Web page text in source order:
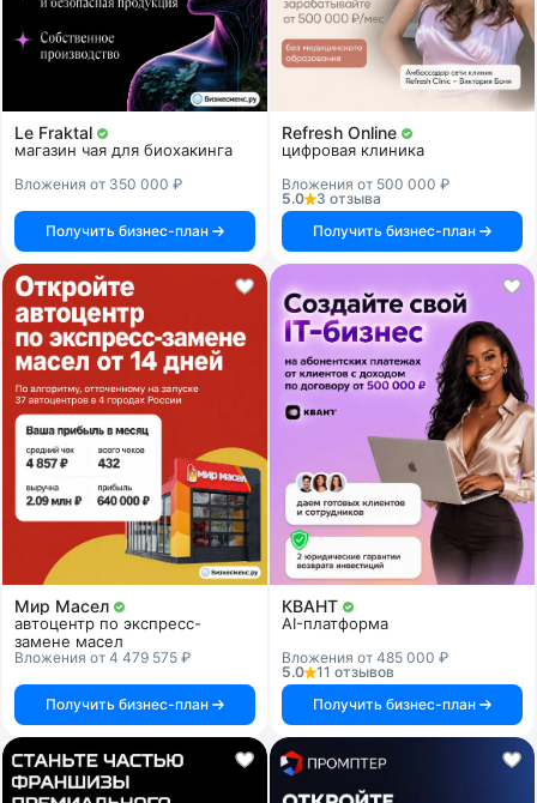
Le Fraktal
магазин чая для биохакинга
Вложения от 350 000 ₽
Получить бизнес-план
Refresh Online
цифровая клиника
Вложения от 500 000 ₽
5.0
3 отзыва
Получить бизнес-план
Мир Масел
автоцентр по экспресс-
замене масел
Вложения от 4 479 575 ₽
Получить бизнес-план
КВАНТ
AI-платформа
Вложения от 485 000 ₽
5.0
11 отзывов
Получить бизнес-план